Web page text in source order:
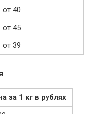
от 40
от 45
от 39
за 1 кг в рублях